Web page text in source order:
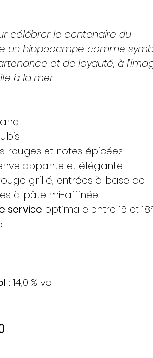
célébrer le centenaire du
un hippocampe comme
et de loyauté, à
à la mer.
rouges et notes épicées
et élégante
grillé, entrées à base de
à pâte mi-affinée
service optimale entre 16 et
L
: 14,0 % vol.